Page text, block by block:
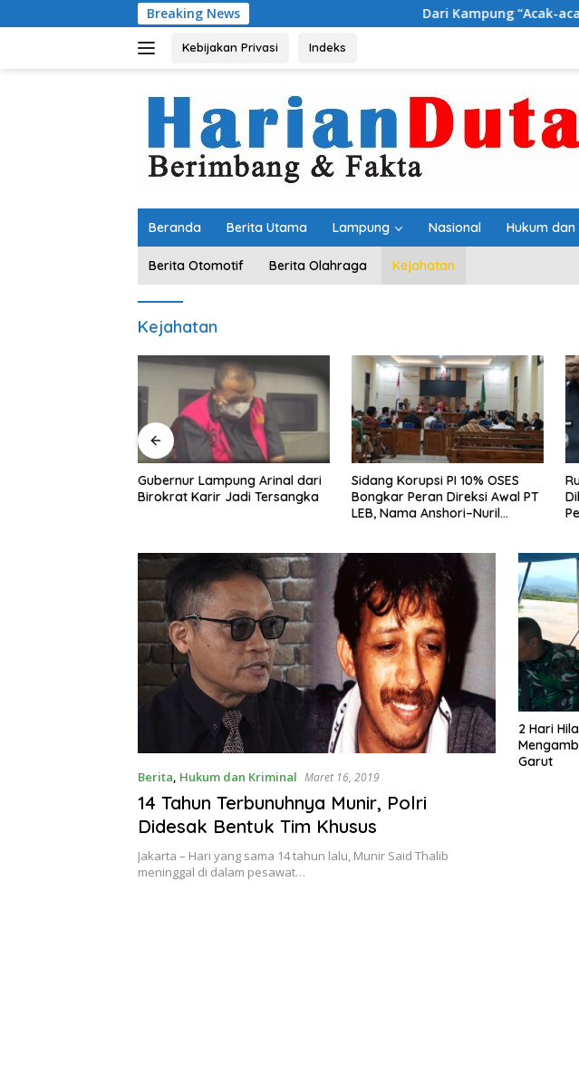
ke
Breaking News Dari Kampung “Acak-acakan” Jadi
Kebijakan Privasi Indeks
Beranda Berita Utama Lampung Nasional Hukum
Berita Otomotif Berita Olahraga Kejahatan
Kejahatan
Sidang Korupsi PI 10% OSES
Bongkar Peran Direksi Awal PT
Rute Lampung–Malaysia Resmi
Dibuka, Sekdaprov: Tak Ada
Perjalanan Dinas pada
Berita, Hukum dan Kriminal Maret 16, 2019
14 Tahun Terbunuhnya Munir, Polri
Didesak Bentuk Tim Khusus
Jakarta – Hari yang sama 14 tahun lalu, Munir Said Thalib
meninggal di dalam pesawat…
2 Hari
Garut